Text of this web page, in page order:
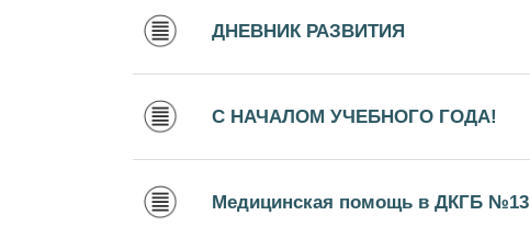
ДНЕВНИК РАЗВИТИЯ
С НАЧАЛОМ УЧЕБНОГО ГОДА!
Медицинская помощь в ДКГБ